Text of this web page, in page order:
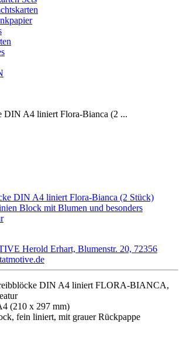
DIN A4 liniert Flora-Bianca (2 ...
Herold Erhart, Blumenstr. 20, 72356
DIN A4 liniert FLORA-BIANCA,
(210 x 297 mm)
fein liniert, mit grauer Rückpappe